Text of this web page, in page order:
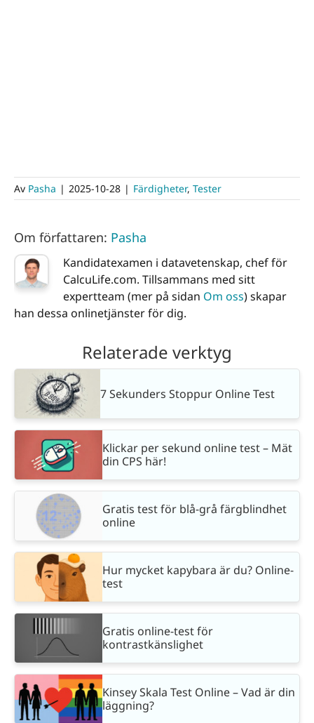
Av Pasha | 2025-10-28 | Färdigheter, Tester
Om författaren: Pasha
Kandidatexamen i datavetenskap, chef för
CalcuLife.com. Tillsammans med sitt
expertteam (mer på sidan Om oss) skapar
han dessa onlinetjänster för dig.
Relaterade verktyg
7 Sekunders Stoppur Online Test
Klickar per sekund online test – Mät
din CPS här!
Gratis test för blå-grå färgblindhet
online
Hur mycket kapybara är du? Online-
test
Gratis online-test för
kontrastkänslighet
Kinsey Skala Test Online – Vad är din
läggning?